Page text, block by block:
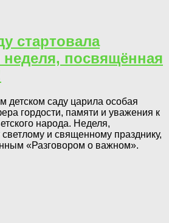
стартовала
неделя, посвящённая
детском саду царила особая
гордости, памяти и уважения к
народа. Неделя,
и священному празднику,
«Разговором о важном».